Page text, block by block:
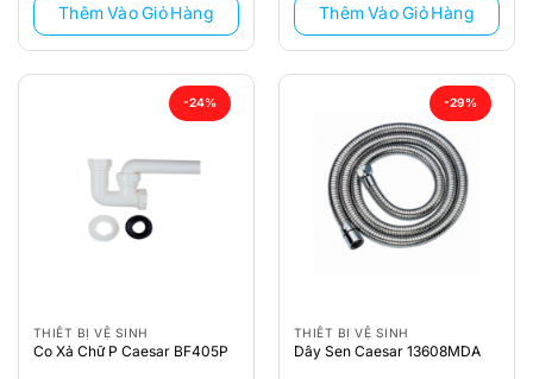
Thêm Vào Giỏ Hàng Thêm Vào Giỏ Hàng
-24%
THIẾT BỊ VỆ SINH
Co Xả Chữ P Caesar BF405P
-29%
THIẾT BỊ VỆ SINH
Dây Sen Caesar 13608MDA